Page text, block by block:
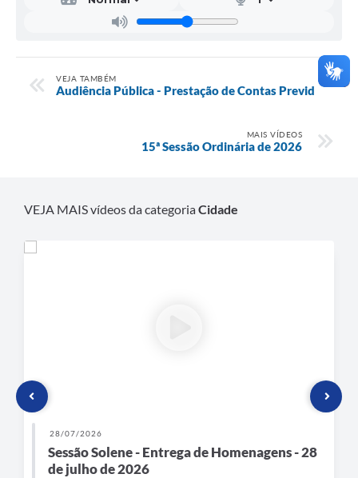
VEJA TAMBÉM
Audiência Pública - Prestação de Contas Previd
MAIS VÍDEOS
15ª Sessão Ordinária de 2026
VEJA MAIS vídeos da categoriaCidade
28/07/2026
Sessão Solene - Entrega de Homenagens - 28
de julho de 2026